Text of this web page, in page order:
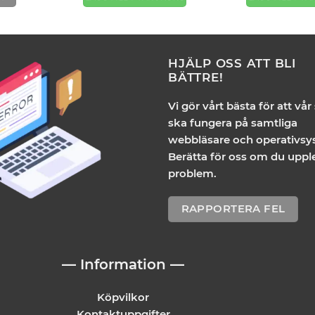
HJÄLP OSS ATT BLI
BÄTTRE!
Vi gör vårt bästa för att vår
ska fungera på samtliga
webbläsare och
Berätta för oss om du
problem.
RAPPORTERA FEL
— Information —
Köpvilkor